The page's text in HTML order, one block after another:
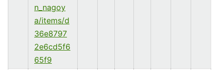
n_nagoy
a/items/d
36e8797
2e6cd5f6
65f9